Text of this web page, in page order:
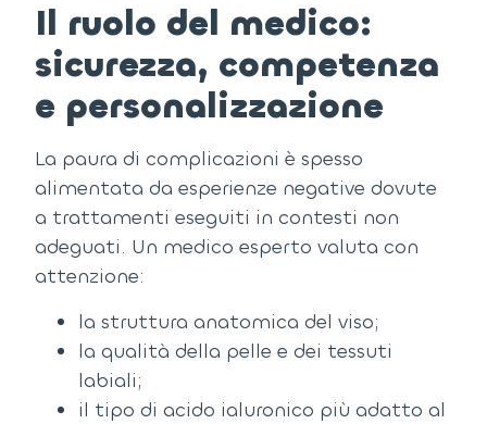
Il ruolo del medico:
sicurezza, competenza
e personalizzazione
La paura di complicazioni è spesso
alimentata da esperienze negative dovute
a trattamenti eseguiti in contesti non
adeguati. Un medico esperto valuta con
attenzione:
la struttura anatomica del viso;
la qualità della pelle e dei tessuti
labiali;
il tipo di acido ialuronico più adatto al